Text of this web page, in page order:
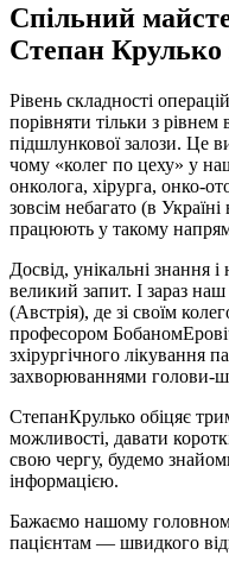
Спільний
Степан Крулько
Рівень складності
порівняти тільки з рівнем
підшлункової залози. Це
чому «колег по цеху» у
онколога, хірурга, онко-
зовсім небагато (в
працюють у такому
Досвід, унікальні знання
великий запит. І зараз
(Австрія), де зі своїм
професором
зхірургічного лікування
захворюваннями голови-
СтепанКрулько обіцяє
можливості, давати
свою чергу, будемо
інформацією.
Бажаємо нашому
пацієнтам — швидкого